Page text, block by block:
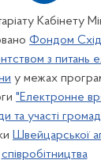
Кабінету
Фондом
з питань
у межах
"Електронне
та участі
Швейцарської
співробітництва